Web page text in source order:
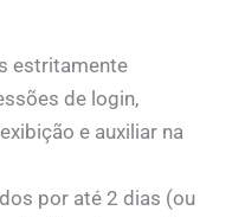
estritamente
de login,
e auxiliar na
por até 2 dias (ou